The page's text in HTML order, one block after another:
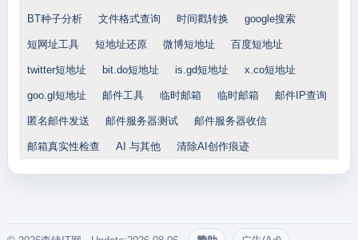
BT种子分析 文件格式查询 时间戳转换 google搜索
短网址工具 短地址还原 微博短地址 百度短地址
twitter短地址 bit.do短地址 is.gd短地址 x.co短地址
goo.gl短地址 邮件工具 临时邮箱 临时邮箱 邮件IP查询
匿名邮件发送 邮件服务器测试 邮件服务器收信
邮箱真实性检查 AI 与其他 清除AI创作痕迹